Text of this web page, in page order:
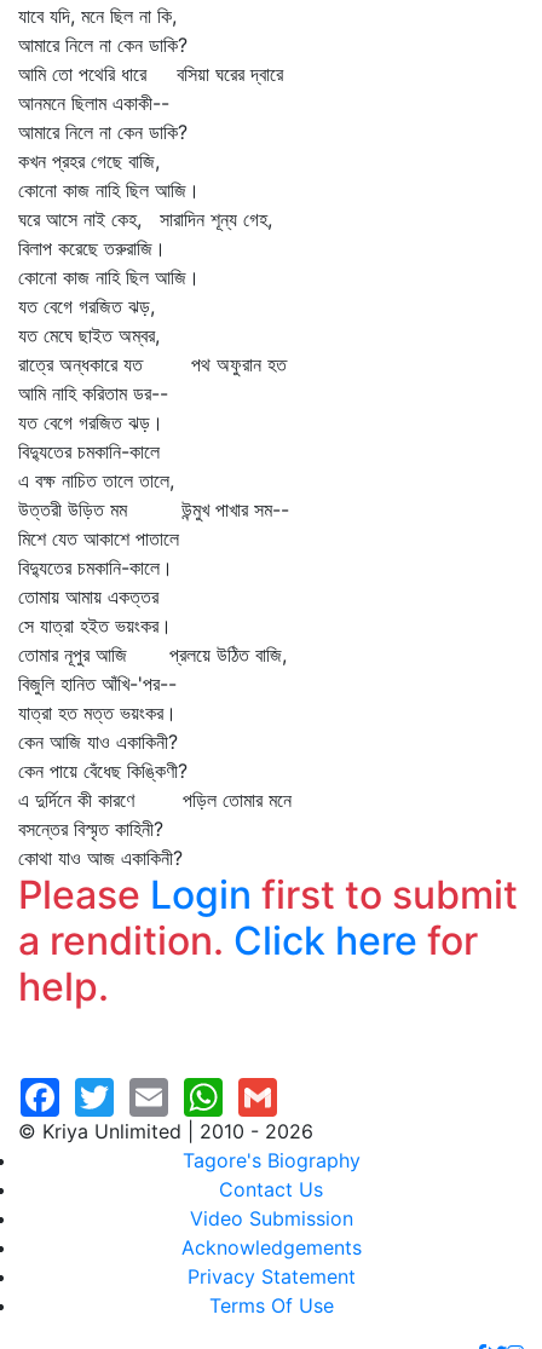
যাবে যদি, মনে ছিল না কি,
আমারে নিলে না কেন ডাকি?
আমি তো পথেরি ধারে বসিয়া ঘরের দ্বারে
আনমনে ছিলাম একাকী--
আমারে নিলে না কেন ডাকি?
কখন প্রহর গেছে বাজি,
কোনো কাজ নাহি ছিল আজি।
ঘরে আসে নাই কেহ, সারাদিন শূন্য গেহ,
বিলাপ করেছে তরুরাজি।
কোনো কাজ নাহি ছিল আজি।
যত বেগে গরজিত ঝড়,
যত মেঘে ছাইত অম্বর,
রাত্রে অন্ধকারে যত পথ অফুরান হত
আমি নাহি করিতাম ডর--
যত বেগে গরজিত ঝড়।
বিদ্যুতের চমকানি-কালে
এ বক্ষ নাচিত তালে তালে,
উত্তরী উড়িত মম উন্মুখ পাখার সম--
মিশে যেত আকাশে পাতালে
বিদ্যুতের চমকানি-কালে।
তোমায় আমায় একত্তর
সে যাত্রা হইত ভয়ংকর।
তোমার নূপুর আজি প্রলয়ে উঠিত বাজি,
বিজুলি হানিত আঁখি-'পর--
যাত্রা হত মত্ত ভয়ংকর।
কেন আজি যাও একাকিনী?
কেন পায়ে বেঁধেছ কিঙ্কিণী?
এ দুর্দিনে কী কারণে পড়িল তোমার মনে
বসন্তের বিস্মৃত কাহিনী?
কোথা যাও আজ একাকিনী?
Please Login first to submit
a rendition. Click here for
help.
© Kriya Unlimited | 2010 - 2026
Tagore's Biography
Contact Us
Video Submission
Acknowledgements
Privacy Statement
Terms Of Use